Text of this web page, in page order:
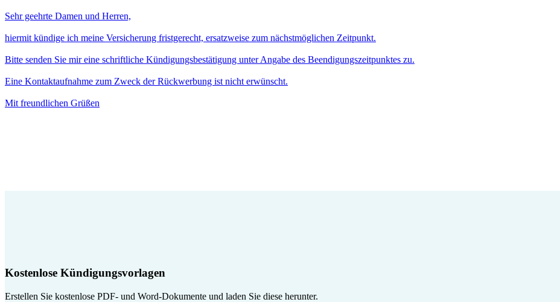
Sehr geehrte Damen und Herren,
hiermit kündige ich meine Versicherung fristgerecht, ersatzweise zum nächstmöglichen Zeitpunkt.
Bitte senden Sie mir eine schriftliche Kündigungsbestätigung unter Angabe des Beendigungszeitpunktes zu.
Eine Kontaktaufnahme zum Zweck der Rückwerbung ist nicht erwünscht.
Mit freundlichen Grüßen
Kostenlose Kündigungsvorlagen
Erstellen Sie kostenlose PDF- und Word-Dokumente und laden Sie diese herunter.